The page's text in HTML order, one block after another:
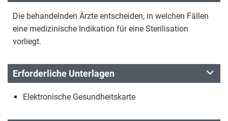
Die behandelnden Ärzte entscheiden, in welchen Fällen
eine medizinische Indikation für eine Sterilisation
vorliegt.
Erforderliche Unterlagen
Elektronische Gesundheitskarte